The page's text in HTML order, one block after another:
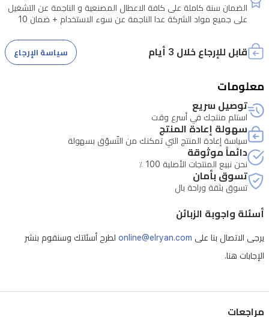
الضمان سنة كاملة على كافة الاعطال المصنعية و الناجمة عن التشغيل
على جميع مواد الشركة عدا الناجمة عن سوء الاستخدام + ضمان 10
قابل للإرجاع خلال 3 أيام سياسة الإرجاع
معلومات
توصيل سريع
استلم منتجك في أسرع وقت
سهولة إعادة المنتج
سياسة إعادة المنتج التي تمكنك من التّسوّق بسهولة
دائماً موثوقة
نحن نبيع المنتجات الأصلية 100 ٪
تسوق بأمان
تسوق بثقة وراحة بال
أسئلة واجوبة الزبائن
يرجى الاتصال بنا على online@elryan.com لطرح أسئلتك وسنقوم بنشر
الإجابات هنا.
مراجعات